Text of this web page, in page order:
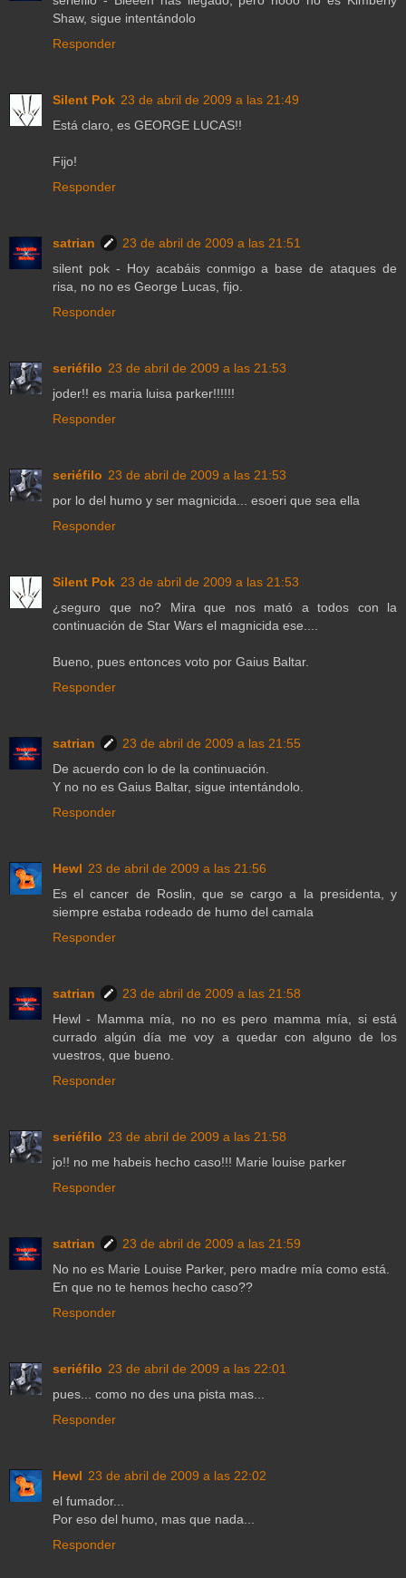
Shaw, sigue intentándolo
Responder
Silent Pok 23 de abril de 2009 a las 21:49
Está claro, es GEORGE LUCAS!!
Fijo!
Responder
satrian
23 de abril de 2009 a las 21:51
silent pok - Hoy acabáis conmigo a base de ataques de
risa, no no es George Lucas, fijo.
Responder
seriéfilo 23 de abril de 2009 a las 21:53
joder!! es maria luisa parker!!!!!!
Responder
seriéfilo 23 de abril de 2009 a las 21:53
por lo del humo y ser magnicida... esoeri que sea ella
Responder
Silent Pok 23 de abril de 2009 a las 21:53
¿seguro que no? Mira que nos mató a todos con la
continuación de Star Wars el magnicida ese....
Bueno, pues entonces voto por Gaius Baltar.
Responder
satrian
23 de abril de 2009 a las 21:55
De acuerdo con lo de la continuación.
Y no no es Gaius Baltar, sigue intentándolo.
Responder
Hewl 23 de abril de 2009 a las 21:56
Es el cancer de Roslin, que se cargo a la presidenta, y
siempre estaba rodeado de humo del camala
Responder
satrian
23 de abril de 2009 a las 21:58
Hewl - Mamma mía, no no es pero mamma mía, si está
currado algún día me voy a quedar con alguno de los
vuestros, que bueno.
Responder
seriéfilo 23 de abril de 2009 a las 21:58
jo!! no me habeis hecho caso!!! Marie louise parker
Responder
satrian
23 de abril de 2009 a las 21:59
No no es Marie Louise Parker, pero madre mía como está.
En que no te hemos hecho caso??
Responder
seriéfilo 23 de abril de 2009 a las 22:01
pues... como no des una pista mas...
Responder
Hewl 23 de abril de 2009 a las 22:02
el fumador...
Por eso del humo, mas que nada...
Responder